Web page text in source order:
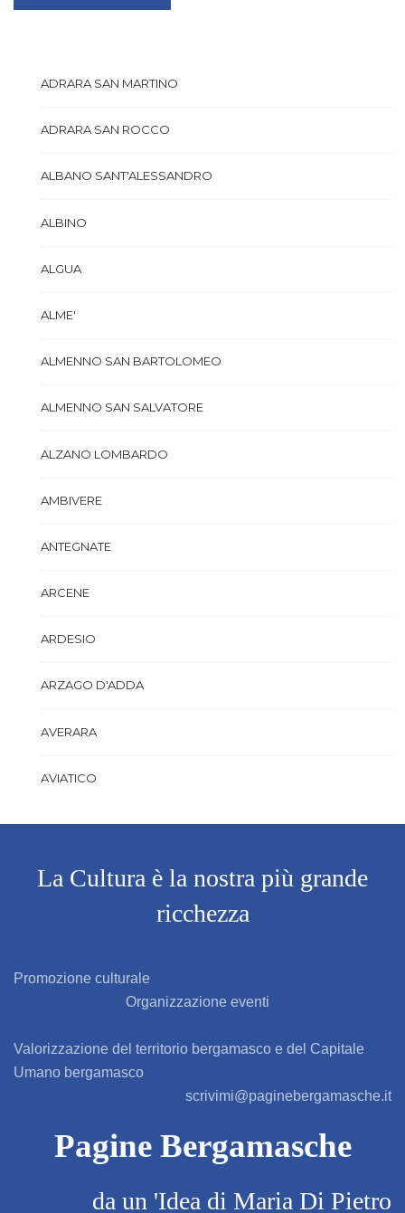
ADRARA SAN MARTINO
ADRARA SAN ROCCO
ALBANO SANT'ALESSANDRO
ALBINO
ALGUA
ALME'
ALMENNO SAN BARTOLOMEO
ALMENNO SAN SALVATORE
ALZANO LOMBARDO
AMBIVERE
ANTEGNATE
ARCENE
ARDESIO
ARZAGO D'ADDA
AVERARA
AVIATICO
AZZANO SAN PAOLO
AZZONE
BARIANO
BEDULITA
BERBENNO
La Cultura è la nostra più grande
ricchezza
Promozione culturale
Organizzazione eventi
Valorizzazione del territorio bergamasco e del Capitale
Umano bergamasco
scrivimi@paginebergamasche.it
Pagine Bergamasche
da un 'Idea di Maria Di Pietro